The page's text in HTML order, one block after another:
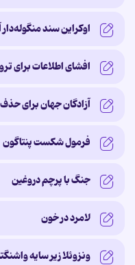
اوکراین سند منگوله‌دار
افشای اطلاعات برای
آزادگان جهان برای
فرمول شکست پنتاگون
جنگ با پرچم دروغین
لامرد در خون
ونزوئلا زیر سایه‌